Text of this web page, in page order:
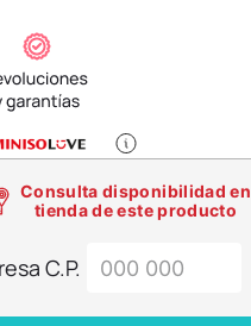
Consulta disponibilidad en
tienda de este producto
C.P.